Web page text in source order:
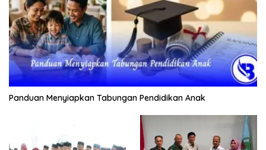
Panduan Menyiapkan Tabungan Pendidikan Anak